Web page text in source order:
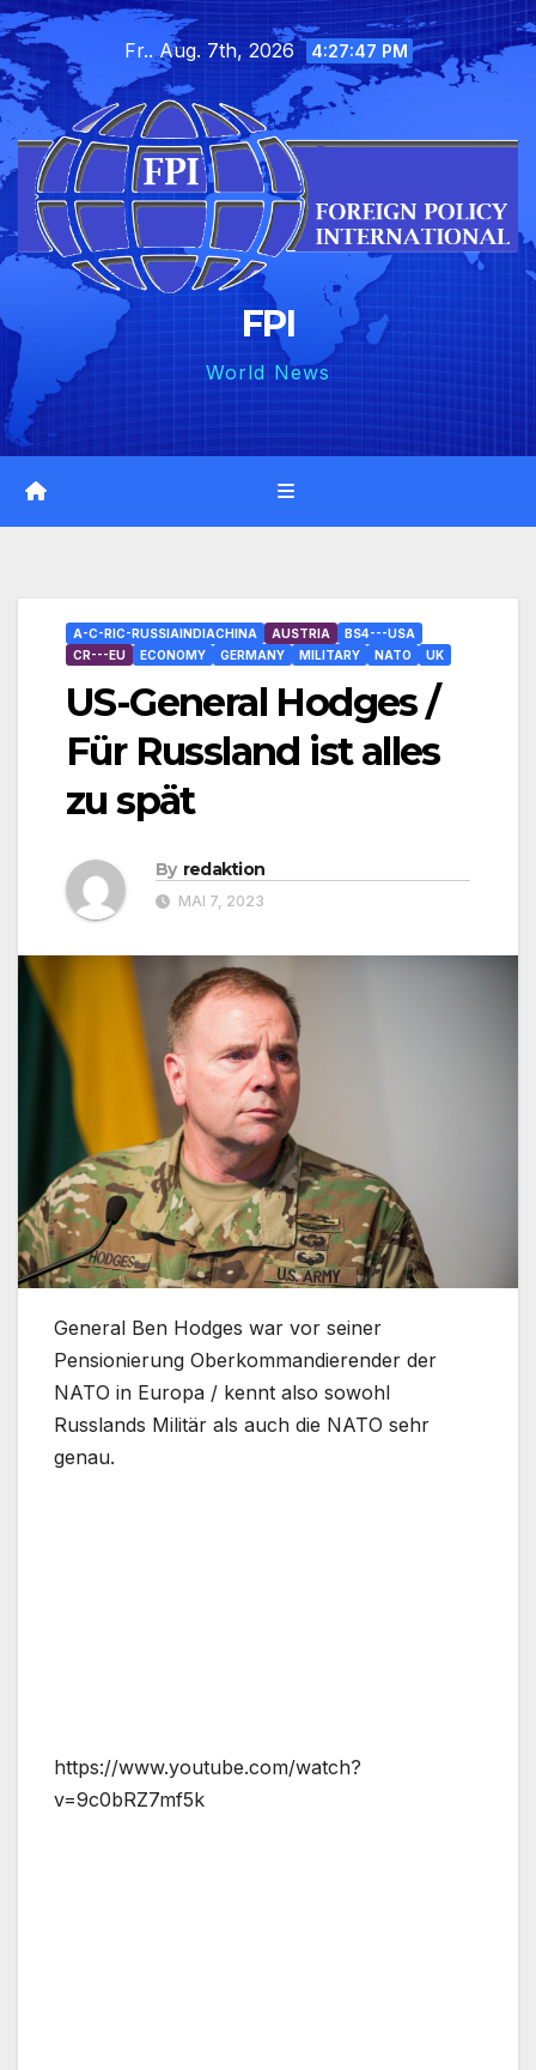
Skip
to
content
Fr.. Aug. 7th, 2026 4:27:48 PM
FPI
World News
A-C-RIC-RUSSIAINDIACHINA AUSTRIA
BS4---USA
CR---EU
ECONOMY GERMANY MILITARY NATO UK
US-General Hodges /
Für Russland ist alles
zu spät
By redaktion
MAI 7, 2023
General Ben Hodges war vor seiner
Pensionierung Oberkommandierender der
NATO in Europa / kennt also sowohl
Russlands Militär als auch die NATO sehr
genau.
https://www.youtube.com/watch?
v=9c0bRZ7mf5k